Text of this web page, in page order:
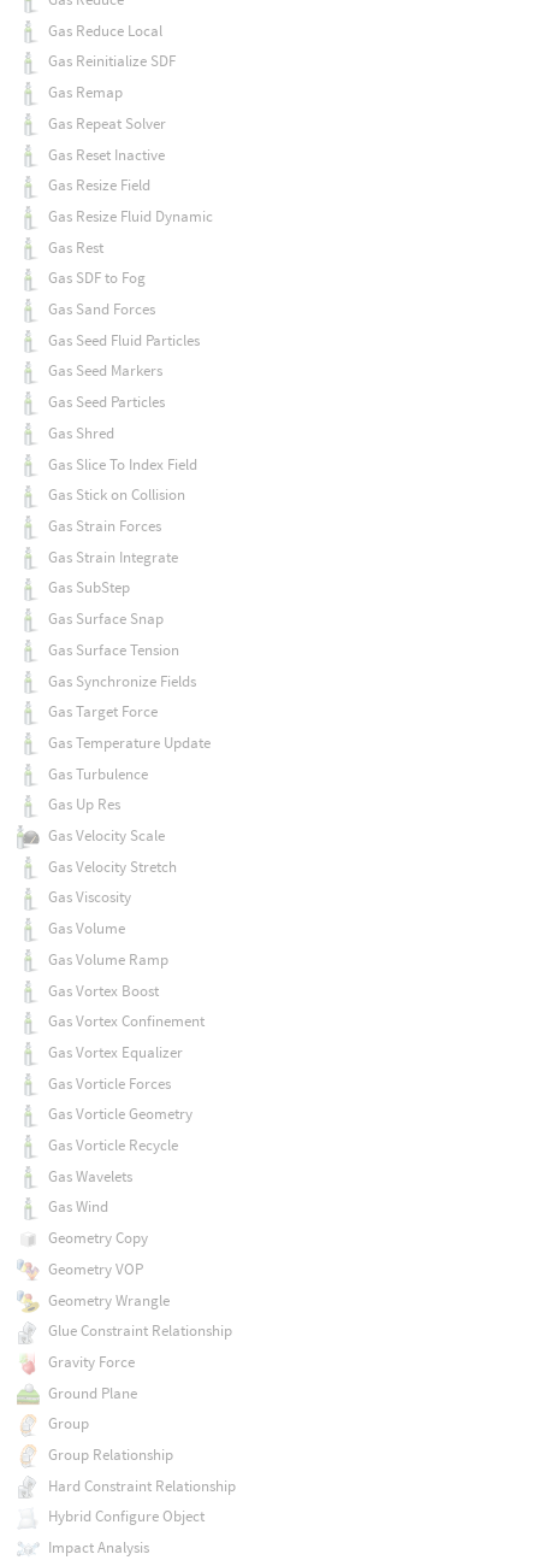
Gas Reduce Local
Gas Reinitialize SDF
Gas Remap
Gas Repeat Solver
Gas Reset Inactive
Gas Resize Field
Gas Resize Fluid Dynamic
Gas Rest
Gas SDF to Fog
Gas Sand Forces
Gas Seed Fluid Particles
Gas Seed Markers
Gas Seed Particles
Gas Shred
Gas Slice To Index Field
Gas Stick on Collision
Gas Strain Forces
Gas Strain Integrate
Gas SubStep
Gas Surface Snap
Gas Surface Tension
Gas Synchronize Fields
Gas Target Force
Gas Temperature Update
Gas Turbulence
Gas Up Res
Gas Velocity Scale
Gas Velocity Stretch
Gas Viscosity
Gas Volume
Gas Volume Ramp
Gas Vortex Boost
Gas Vortex Confinement
Gas Vortex Equalizer
Gas Vorticle Forces
Gas Vorticle Geometry
Gas Vorticle Recycle
Gas Wavelets
Gas Wind
Geometry Copy
Geometry VOP
Geometry Wrangle
Glue Constraint Relationship
Gravity Force
Ground Plane
Group
Group Relationship
Hard Constraint Relationship
Hybrid Configure Object
Impact Analysis